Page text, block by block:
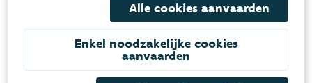
Alle cookies aanvaarden
Enkel noodzakelijke cookies
aanvaarden